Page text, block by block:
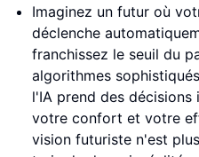
Imaginez un futur où
déclenche
franchissez le seuil du
algorithmes
l'IA prend des décisions
votre confort et votre
vision futuriste n'est